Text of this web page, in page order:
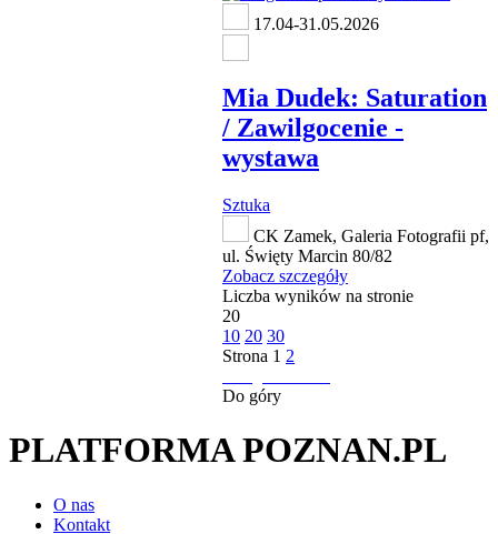
17.04-31.05.2026
Mia Dudek: Saturation
/ Zawilgocenie -
wystawa
Sztuka
CK Zamek, Galeria Fotografii pf,
ul. Święty Marcin 80/82
Zobacz szczegóły
Liczba wyników na stronie
20
10 20 30
Strona 1 2
Do góry
PLATFORMA POZNAN.PL
O nas
Kontakt